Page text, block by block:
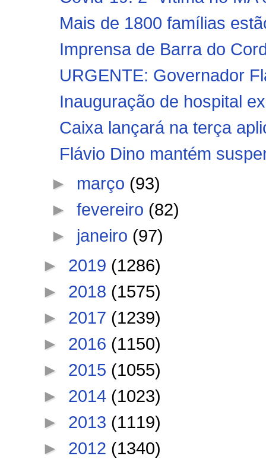
Mais de 1800 famílias
Imprensa de Barra do
URGENTE: Governador
Inauguração de hospital
Caixa lançará na terça
Flávio Dino mantém
► março (93)
►fevereiro (82)
► janeiro (97)
► 2019 (1286)
► 2018 (1575)
► 2017 (1239)
► 2016 (1150)
► 2015 (1055)
► 2014 (1023)
► 2013 (1119)
► 2012 (1340)